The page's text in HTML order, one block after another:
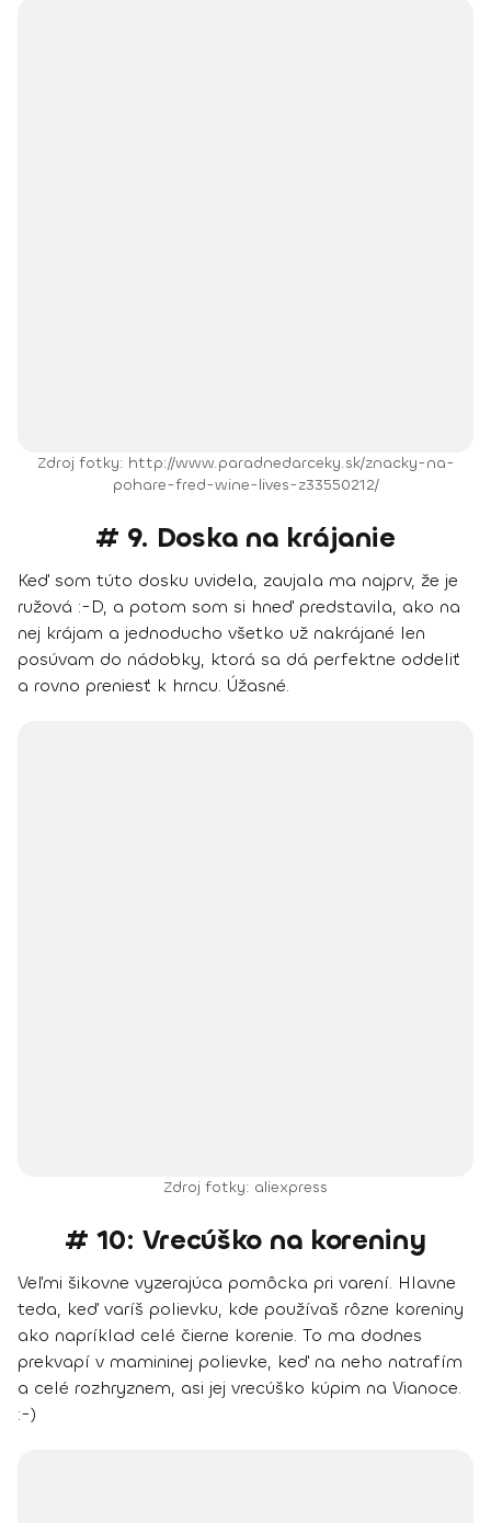
Zdroj fotky: http://www.paradnedarceky.sk/znacky-na-
pohare-fred-wine-lives-z33550212/
# 9. Doska na krájanie
Keď som túto dosku uvidela, zaujala ma najprv, že je
ružová :-D, a potom som si hneď predstavila, ako na
nej krájam a jednoducho všetko už nakrájané len
posúvam do nádobky, ktorá sa dá perfektne oddeliť
a rovno preniesť k hrncu. Úžasné.
Zdroj fotky: aliexpress
# 10: Vrecúško na koreniny
Veľmi šikovne vyzerajúca pomôcka pri varení. Hlavne
teda, keď varíš polievku, kde používaš rôzne koreniny
ako napríklad celé čierne korenie. To ma dodnes
prekvapí v mamininej polievke, keď na neho natrafím
a celé rozhryznem, asi jej vrecúško kúpim na Vianoce.
:-)